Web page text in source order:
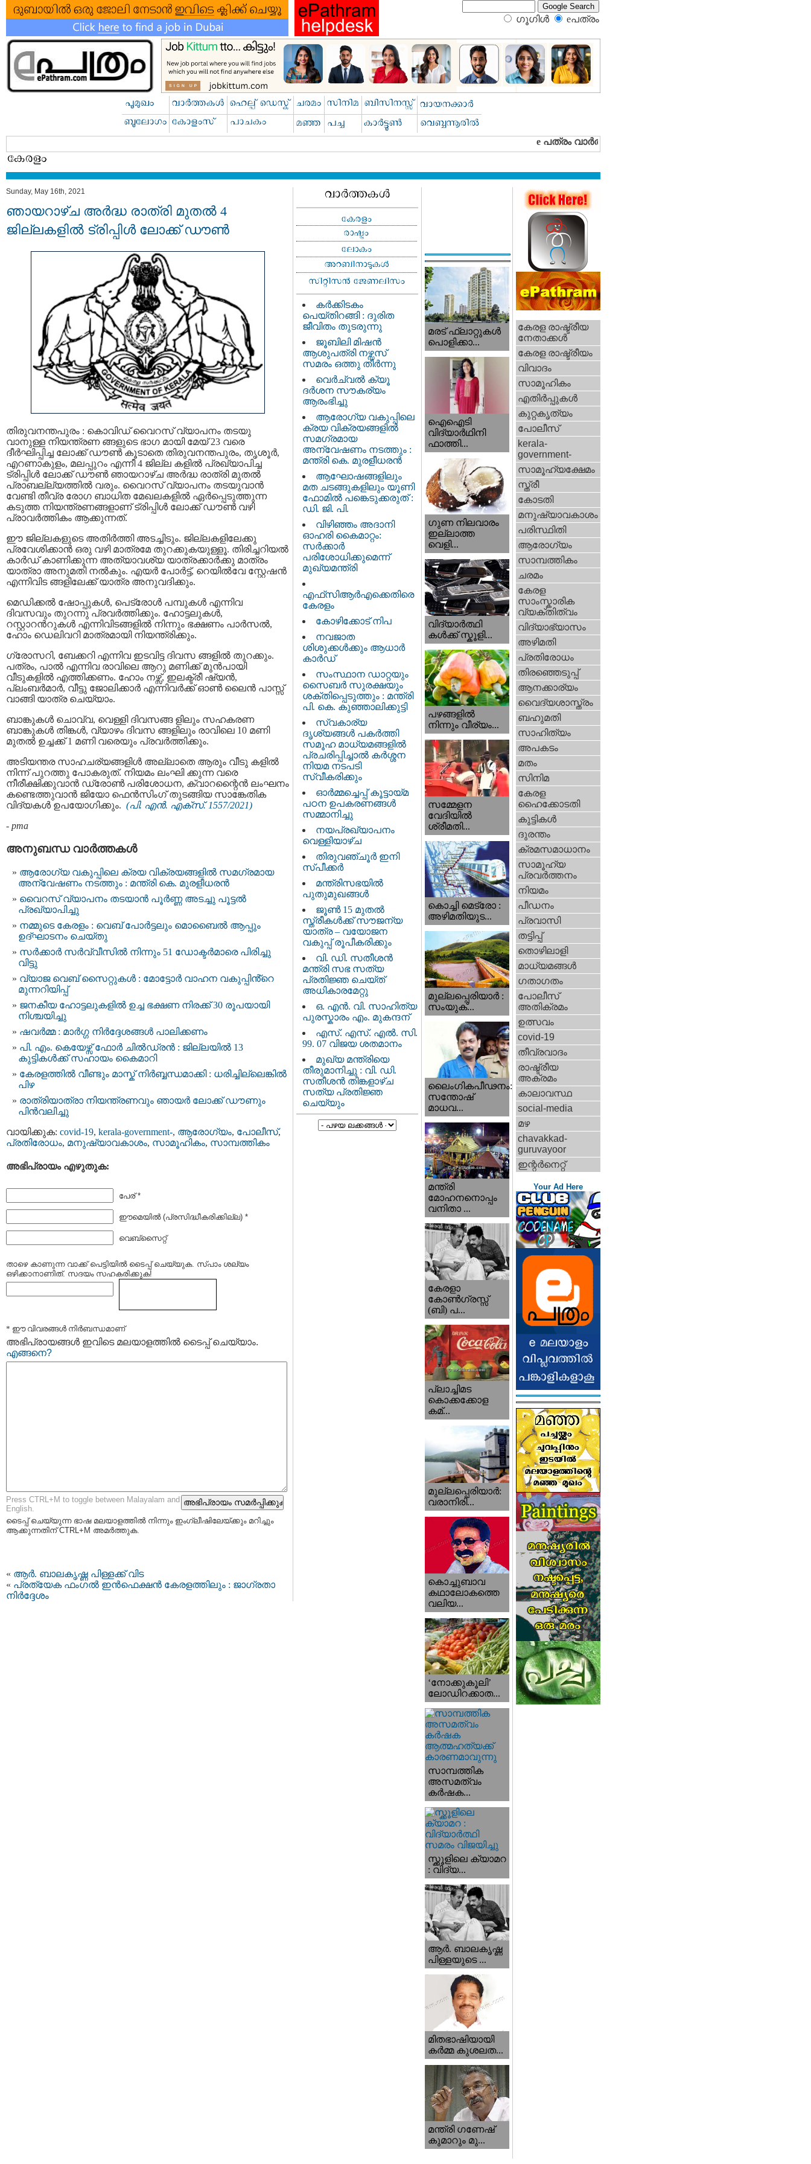
ഗൂഗിള്‍ eപത്രം‍
Sunday, May 16th, 2021
ഞായറാഴ്ച അർദ്ധ രാത്രി മുതൽ 4
ജില്ലകളിൽ ട്രിപ്പിൾ ലോക്ക് ഡൗൺ
തിരുവനന്തപുരം : കൊവിഡ് വൈറസ് വ്യാപനം തടയു
വാനുള്ള നിയന്ത്രണ ങ്ങളുടെ ഭാഗ മായി മേയ് 23 വരെ
ദീര്‍ഘിപ്പിച്ച ലോക്ക് ഡൗണ്‍ കൂടാതെ തിരുവനന്തപുരം, തൃശൂർ,
എറണാകുളം, മലപ്പുറം എന്നീ 4 ജില്ല കളിൽ പ്രഖ്യാപിച്ച
ട്രിപ്പിൾ ലോക്ക് ഡൗൺ ഞായറാഴ്ച അർദ്ധ രാത്രി മുതല്‍
പ്രാബല്ല്യത്തില്‍ വരും. വൈറസ് വ്യാപനം തടയുവാന്‍
വേണ്ടി തീവ്ര രോഗ ബാധിത മേഖലകളില്‍ ഏര്‍പ്പെടുത്തുന്ന
കടുത്ത നിയന്ത്രണങ്ങളാണ് ട്രിപ്പിൾ ലോക്ക് ഡൗൺ വഴി
പ്രാവർത്തികം ആക്കുന്നത്.
ഈ ജില്ലകളുടെ അതിർത്തി അടച്ചിടും. ജില്ലകളിലേക്കു
പ്രവേശിക്കാൻ ഒരു വഴി മാത്രമേ തുറക്കുകയുള്ളൂ. തിരിച്ചറിയൽ
കാർഡ് കാണിക്കുന്ന അത്യാവശ്യ യാത്രക്കാർക്കു മാത്രം
യാത്രാ അനുമതി നല്‍കും. എയര്‍ പോര്‍ട്ട്, റെയിൽവേ സ്റ്റേഷന്‍
എന്നിവിട ങ്ങളിലേക്ക് യാത്ര അനുവദിക്കും.
മെഡിക്കല്‍ ഷോപ്പുകള്‍, പെട്രോൾ പമ്പുകള്‍ എന്നിവ
ദിവസവും തുറന്നു പ്രവര്‍ത്തിക്കും. ഹോട്ടലുകൾ,
റസ്റ്റാറൻറുകൾ എന്നിവിടങ്ങളിൽ നിന്നും ഭക്ഷണം പാർസൽ,
ഹോം ഡെലിവറി മാത്രമായി നിയന്ത്രിക്കും.
ഗ്രോസറി, ബേക്കറി എന്നിവ ഇടവിട്ട ദിവസ ങ്ങളിൽ തുറക്കും.
പത്രം, പാല്‍ എന്നിവ രാവിലെ ആറു മണിക്ക് മുന്‍പായി
വീടുകളില്‍ എത്തിക്കണം. ഹോം നഴ്സ്, ഇലക്ട്രീ ഷ്യന്‍,
പ്ലംബര്‍മാര്‍, വീട്ടു ജോലിക്കാര്‍ എന്നിവര്‍ക്ക് ഓണ്‍ ലൈന്‍ പാസ്സ്
വാങ്ങി യാത്ര ചെയ്യാം.
ബാങ്കുകൾ ചൊവ്വ, വെള്ളി ദിവസങ്ങ ളിലും സഹകരണ
ബാങ്കുകൾ തിങ്കൾ, വ്യാഴം ദിവസ ങ്ങളിലും രാവിലെ 10 മണി
മുതല്‍ ഉച്ചക്ക് 1 മണി വരെയും പ്രവർത്തിക്കും.
അടിയന്തര സാഹചര്യങ്ങളിള്‍ അല്ലാതെ ആരും വീടു കളിൽ
നിന്ന് പുറത്തു പോകരുത്. നിയമം ലംഘി ക്കുന്ന വരെ
നീരീക്ഷിക്കുവാന്‍ ഡ്രോണ്‍ പരിശോധന, ക്വാറന്റൈന്‍ ലംഘനം
കണ്ടെത്തുവാന്‍ ജിയോ ഫെന്‍സിംഗ് തുടങ്ങിയ സാങ്കേതിക
വിദ്യകൾ ഉപയോഗിക്കും. (പി. എൻ. എക്‌സ്. 1557/2021)
- pma
അനുബന്ധ വാര്‍ത്തകള്‍
ആരോഗ്യ വകുപ്പിലെ ക്രയ വിക്രയങ്ങളിൽ സമഗ്രമായ
അന്വേഷണം നടത്തും : മന്ത്രി കെ. മുരളീധരൻ
വൈറസ് വ്യാപനം തടയാന്‍ പൂര്‍ണ്ണ അടച്ചു പൂട്ടല്‍
പ്രഖ്യാപിച്ചു
നമ്മുടെ കേരളം : വെബ് പോർട്ടലും മൊബൈൽ ആപ്പും
ഉദ്ഘാടനം ചെയ്തു
സർക്കാർ സർവ്വീസിൽ നിന്നും 51 ഡോക്ടർമാരെ പിരിച്ചു
വിട്ടു
വ്യാജ വെബ് സൈറ്റുകൾ : മോട്ടോര്‍ വാഹന വകുപ്പിൻ്റെ
മുന്നറിയിപ്പ്
ജനകീയ ഹോട്ടലുകളിൽ ഉച്ച ഭക്ഷണ നിരക്ക് 30 രൂപയായി
നിശ്ചയിച്ചു
ഷവര്‍മ്മ : മാര്‍ഗ്ഗ നിര്‍ദ്ദേശങ്ങള്‍ പാലിക്കണം
പി. എം. കെയേഴ്സ് ഫോര്‍ ചില്‍ഡ്രന്‍ : ജില്ലയില്‍ 13
കുട്ടികള്‍ക്ക് സഹായം കൈമാറി
കേരളത്തിൽ വീണ്ടും മാസ്ക് നിർബ്ബന്ധമാക്കി : ധരിച്ചില്ലെങ്കിൽ
പിഴ
രാത്രിയാത്രാ നിയന്ത്രണവും ഞായർ ലോക്ക് ഡൗണും
പിൻവലിച്ചു
വായിക്കുക: covid-19, kerala-government-, ആരോഗ്യം, പോലീസ്‌,
പ്രതിരോധം, മനുഷ്യാവകാശം, സാമൂഹികം, സാമ്പത്തികം
അഭിപ്രായം എഴുതുക:
പേര് *
ഈമെയില്‍ (പ്രസിദ്ധീകരിക്കില്ല) *
വെബ്സൈറ്റ്
താഴെ കാണുന്ന വാക്ക് പെട്ടിയില്‍ ടൈപ്പ്‌ ചെയ്യുക. സ്പാം ശല്യം
ഒഴിക്കാനാണിത്. സദയം സഹകരിക്കുക!
* ഈ വിവരങ്ങള്‍ നിര്‍ബന്ധമാണ്
അഭിപ്രായങ്ങള്‍ ഇവിടെ മലയാളത്തില്‍ ടൈപ്പ് ചെയ്യാം.
എങ്ങനെ?
Press CTRL+M to toggle between Malayalam and
English.
ടൈപ്പ്‌ ചെയ്യുന്ന ഭാഷ മലയാളത്തില്‍ നിന്നും ഇംഗ്ലീഷിലേയ്ക്കും മറിച്ചും
ആക്കുന്നതിന് CTRL+M അമര്‍ത്തുക.
« ആർ. ബാലകൃഷ്ണ പിള്ളക്ക് വിട
« പ്രത്യേക ഫംഗൽ ഇൻഫെക്ഷൻ കേരളത്തിലും : ജാഗ്രതാ
നിര്‍ദ്ദേശം
കർക്കിടകം
പെയ്തിറങ്ങി : ദുരിത
ജീവിതം തുടരുന്നു
ജൂബിലി മിഷൻ
ആശുപത്രി നഴ്സസ്
സമരം ഒത്തു തീർന്നു
വെര്‍ച്വല്‍ ക്യൂ
ദര്‍ശന സൗകര്യം
ആരംഭിച്ചു
ആരോഗ്യ വകുപ്പിലെ
ക്രയ വിക്രയങ്ങളിൽ
സമഗ്രമായ
അന്വേഷണം നടത്തും :
മന്ത്രി കെ. മുരളീധരൻ
ആഘോഷങ്ങളിലും
മത ചടങ്ങുകളിലും യൂണി
ഫോമിൽ പങ്കെടുക്കരുത് :
ഡി. ജി. പി.
വിഴിഞ്ഞം അദാനി
ഓഹരി കൈമാറ്റം:
സർക്കാർ
പരിശോധിക്കുമെന്ന്
മുഖ്യമന്ത്രി
എഫ്‌സിആർഎക്കെതിരെ
കേരളം
കോഴിക്കോട് നിപ
നവജാത
ശിശുക്കള്‍ക്കും ആധാര്‍
കാര്‍ഡ്
സംസ്ഥാന ഡാറ്റയും
സൈബർ സുരക്ഷയും
ശക്തിപ്പെടുത്തും : മന്ത്രി
പി. കെ. കുഞ്ഞാലിക്കുട്ടി
സ്വകാര്യ
ദൃശ്യങ്ങള്‍ പകര്‍ത്തി
സമൂഹ മാധ്യമങ്ങളില്‍
പ്രചരിപ്പിച്ചാൽ കർശ്ശന
നിയമ നടപടി
സ്വീകരിക്കും
ഓർമ്മച്ചെപ്പ് കൂട്ടായ്മ
പഠന ഉപകരണങ്ങൾ
സമ്മാനിച്ചു
നയപ്രഖ്യാപനം
വെള്ളിയാഴ്ച
തിരുവഞ്ചൂർ ഇനി
സ്പീക്കർ
മന്ത്രിസഭയിൽ
പുതുമുഖങ്ങൾ
ജൂൺ 15 മുതൽ
സ്ത്രീകൾക്ക് സൗജന്യ
യാത്ര – വയോജന
വകുപ്പ് രൂപീകരിക്കും
വി. ഡി. സതീശന്‍
മന്ത്രി സഭ സത്യ
പ്രതിജ്ഞ ചെയ്ത്
അധികാരമേറ്റു
ഒ. എൻ. വി. സാഹിത്യ
പുരസ്കാരം എം. മുകന്ദന്
എസ്. എസ്. എൽ. സി.
99. 07 വിജയ ശതമാനം
മുഖ്യ മന്ത്രിയെ
തീരുമാനിച്ചു : വി. ഡി.
സതീശന്‍ തിങ്കളാഴ്ച
സത്യ പ്രതിജ്ഞ
ചെയ്യും
മരട് ഫ്ലാറ്റുകൾ
പൊളിക്കാ...
ഐഐടി
വിദ്യാര്‍ഥിനി
ഫാത്തി...
ഗുണ നിലവാരം
ഇല്ലാത്ത
വെളി...
വിദ്യാർത്ഥി
കൾക്ക് സ്കൂളി...
പഴങ്ങളില്‍
നിന്നും വീര്യം...
സമ്മേളന
വേദിയില്‍
ശ്രീമതി...
കൊച്ചി മെട്രോ :
അഴിമതിയുട...
മുല്ലപ്പെരിയാര്‍ :
സംയുക്...
ലൈംഗികപീഢനം:
സന്തോഷ്
മാധവ...
മന്ത്രി
മോഹനനൊപ്പം
വനിതാ ...
കേരളാ
കോണ്‍ഗ്രസ്സ്
(ബി) പ...
പ്ലാച്ചിമട
കൊക്കക്കോള
കമ്...
മുല്ലപ്പെരിയാര്‍:
വരാനിരി...
കൊച്ചുബാവ
കഥാലോകത്തെ
വലിയ...
‘നോക്കുകൂലി’
ലോഡിറക്കാത...
സാമ്പത്തിക
അസമത്വം
കര്‍ഷക...
സ്ക്കൂളിലെ ക്യാമറ
: വിദ്യ...
ആര്‍. ബാലകൃഷ്ണ
പിള്ളയുടെ ...
മിതഭാഷിയായി
കര്‍മ്മ കുശലത...
മന്ത്രി ഗണേഷ്‌
കുമാറും മു...
കേരള രാഷ്ട്രീയ
നേതാക്കള്‍
കേരള രാഷ്ട്രീയം
വിവാദം
സാമൂഹികം
എതിര്‍പ്പുകള്‍
കുറ്റകൃത്യം
പോലീസ്‌
kerala-
government-
സാമൂഹ്യക്ഷേമം
സ്ത്രീ
കോടതി
മനുഷ്യാവകാശം
പരിസ്ഥിതി
ആരോഗ്യം
സാമ്പത്തികം
ചരമം
കേരള
സാംസ്കാരിക
വ്യക്തിത്വം
വിദ്യാഭ്യാസം
അഴിമതി
പ്രതിരോധം
തിരഞ്ഞെടുപ്പ്
ആനക്കാര്യം
വൈദ്യശാസ്ത്രം
ബഹുമതി
സാഹിത്യം
അപകടം
മതം
സിനിമ
കേരള
ഹൈക്കോടതി
കുട്ടികള്‍
ദുരന്തം
ക്രമസമാധാനം
സാമൂഹ്യ
പ്രവര്‍ത്തനം
നിയമം
പീഡനം
പ്രവാസി
തട്ടിപ്പ്‌
തൊഴിലാളി
മാധ്യമങ്ങള്‍
ഗതാഗതം
പോലീസ്‌
അതിക്രമം
ഉത്സവം
covid-19
തീവ്രവാദം
രാഷ്ട്രീയ
അക്രമം
കാലാവസ്ഥ
social-media
മഴ
chavakkad-
guruvayoor
ഇന്റര്‍നെറ്റ്‌
Your Ad Here